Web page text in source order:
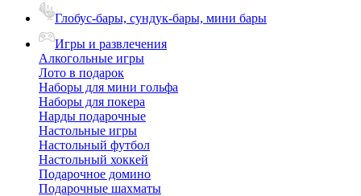
Глобус-бары, сундук-бары, мини бары
Игры и развлечения
Алкогольные игры
Лото в подарок
Наборы для мини гольфа
Наборы для покера
Нарды подарочные
Настольные игры
Настольный футбол
Настольный хоккей
Подарочное домино
Подарочные шахматы